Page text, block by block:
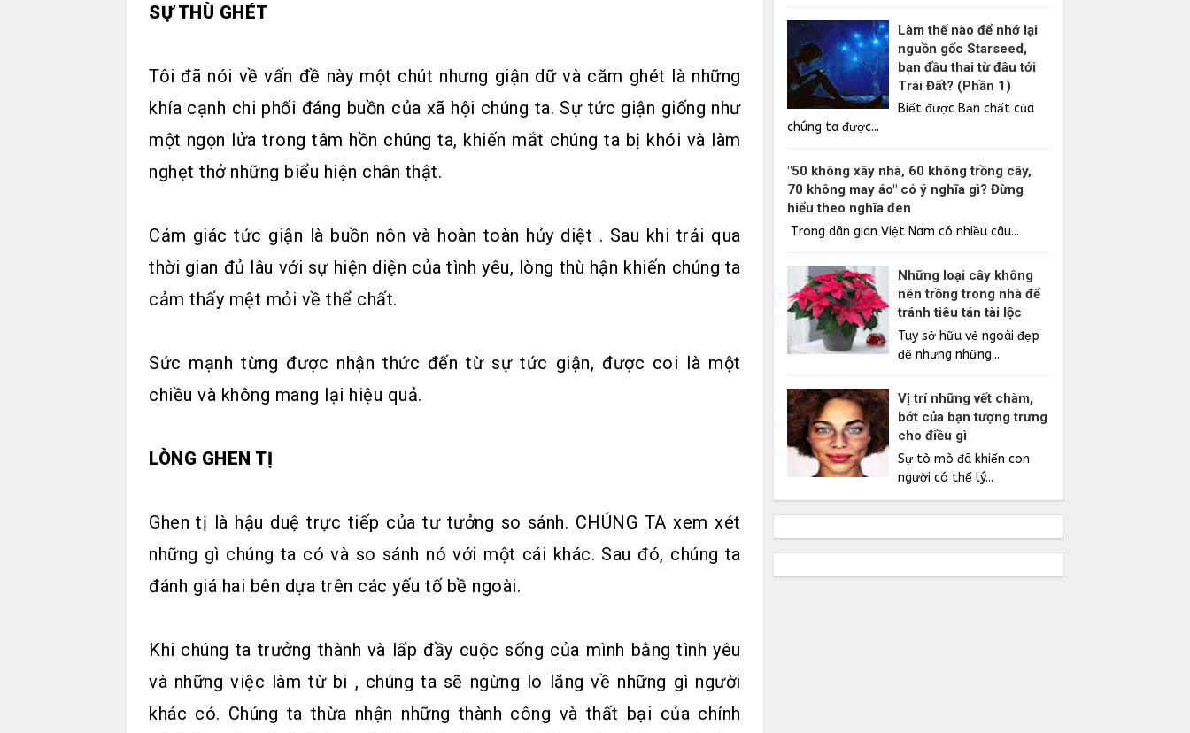
SỰ THÙ GHÉT
Tôi đã nói về vấn đề này một chút nhưng giận dữ và căm ghét là những
khía cạnh chi phối đáng buồn của xã hội chúng ta. Sự tức giận giống như
một ngọn lửa trong tâm hồn chúng ta, khiến mắt chúng ta bị khói và làm
nghẹt thở những biểu hiện chân thật.
Cảm giác tức giận là buồn nôn và hoàn toàn hủy diệt . Sau khi trải qua
thời gian đủ lâu với sự hiện diện của tình yêu, lòng thù hận khiến chúng ta
cảm thấy mệt mỏi về thể chất.
Sức mạnh từng được nhận thức đến từ sự tức giận, được coi là một
chiều và không mang lại hiệu quả.
LÒNG GHEN TỊ
Ghen tị là hậu duệ trực tiếp của tư tưởng so sánh. CHÚNG TA xem xét
những gì chúng ta có và so sánh nó với một cái khác. Sau đó, chúng ta
đánh giá hai bên dựa trên các yếu tố bề ngoài.
Khi chúng ta trưởng thành và lấp đầy cuộc sống của mình bằng tình yêu
và những việc làm từ bi , chúng ta sẽ ngừng lo lắng về những gì người
khác có. Chúng ta thừa nhận những thành công và thất bại của chính
Làm thế nào để nhớ lại
nguồn gốc Starseed,
bạn đầu thai từ đâu tới
Trái Đất? (Phần 1)
Biết được Bản chất của
chúng ta được...
"50 không xây nhà, 60 không trồng cây,
70 không may áo" có ý nghĩa gì? Đừng
hiểu theo nghĩa đen
Trong dân gian Việt Nam có nhiều câu...
Những loại cây không
nên trồng trong nhà để
tránh tiêu tán tài lộc
Tuy sở hữu vẻ ngoài đẹp
đẽ nhưng những...
Vị trí những vết chàm,
bớt của bạn tượng trưng
cho điều gì
Sự tò mò đã khiến con
người có thể lý...